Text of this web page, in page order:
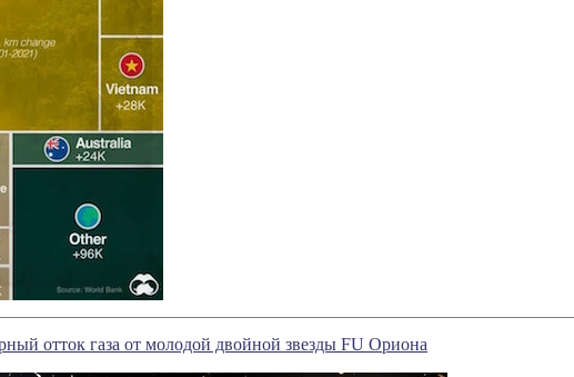
отток газа от молодой двойной звезды FU Ориона